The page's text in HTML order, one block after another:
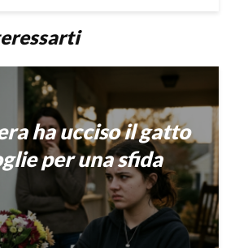
ha ucciso il gatto
per una sfida